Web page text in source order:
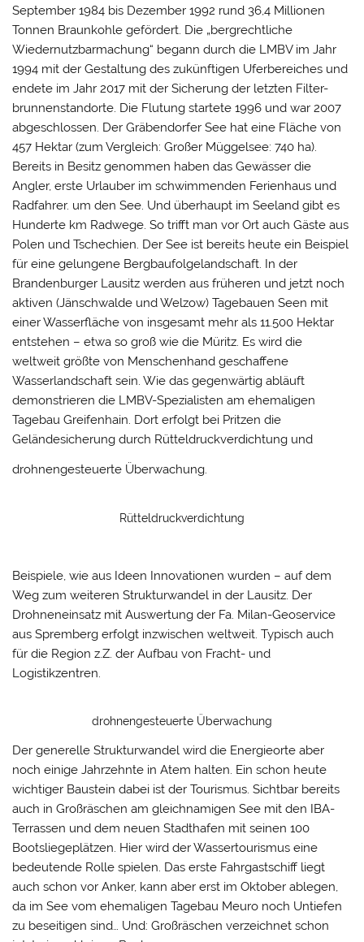
September 1984 bis Dezember 1992 rund 36,4 Millionen
Tonnen Braunkohle gefördert. Die „bergrechtliche
Wiedernutzbarmachung“ begann durch die LMBV im Jahr
1994 mit der Gestaltung des zukünftigen Uferbereiches und
endete im Jahr 2017 mit der Sicherung der letzten Filter-
brunnenstandorte. Die Flutung startete 1996 und war 2007
abgeschlossen. Der Gräbendorfer See hat eine Fläche von
457 Hektar (zum Vergleich: Großer Müggelsee: 740 ha).
Bereits in Besitz genommen haben das Gewässer die
Angler, erste Urlauber im schwimmenden Ferienhaus und
Radfahrer. um den See. Und überhaupt im Seeland gibt es
Hunderte km Radwege. So trifft man vor Ort auch Gäste aus
Polen und Tschechien. Der See ist bereits heute ein Beispiel
für eine gelungene Bergbaufolgelandschaft. In der
Brandenburger Lausitz werden aus früheren und jetzt noch
aktiven (Jänschwalde und Welzow) Tagebauen Seen mit
einer Wasserfläche von insgesamt mehr als 11.500 Hektar
entstehen – etwa so groß wie die Müritz. Es wird die
weltweit größte von Menschenhand geschaffene
Wasserlandschaft sein. Wie das gegenwärtig abläuft
demonstrieren die LMBV-Spezialisten am ehemaligen
Tagebau Greifenhain. Dort erfolgt bei Pritzen die
Geländesicherung durch Rütteldruckverdichtung und
drohnengesteuerte Überwachung.
Rütteldruckverdichtung
Beispiele, wie aus Ideen Innovationen wurden – auf dem
Weg zum weiteren Strukturwandel in der Lausitz. Der
Drohneneinsatz mit Auswertung der Fa. Milan-Geoservice
aus Spremberg erfolgt inzwischen weltweit. Typisch auch
für die Region z.Z. der Aufbau von Fracht- und
Logistikzentren.
drohnengesteuerte Überwachung
Der generelle Strukturwandel wird die Energieorte aber
noch einige Jahrzehnte in Atem halten. Ein schon heute
wichtiger Baustein dabei ist der Tourismus. Sichtbar bereits
auch in Großräschen am gleichnamigen See mit den IBA-
Terrassen und dem neuen Stadthafen mit seinen 100
Bootsliegeplätzen. Hier wird der Wassertourismus eine
bedeutende Rolle spielen. Das erste Fahrgastschiff liegt
auch schon vor Anker, kann aber erst im Oktober ablegen,
da im See vom ehemaligen Tagebau Meuro noch Untiefen
zu beseitigen sind… Und: Großräschen verzeichnet schon